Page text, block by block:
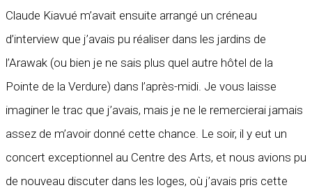
Claude Kiavué m’avait ensuite arrangé un créneau
d’interview que j’avais pu réaliser dans les jardins de
l’Arawak (ou bien je ne sais plus quel autre hôtel de la
Pointe de la Verdure) dans l’après-midi. Je vous laisse
imaginer le trac que j’avais, mais je ne le remercierai jamais
assez de m’avoir donné cette chance. Le soir, il y eut un
concert exceptionnel au Centre des Arts, et nous avions pu
de nouveau discuter dans les loges, où j’avais pris cette